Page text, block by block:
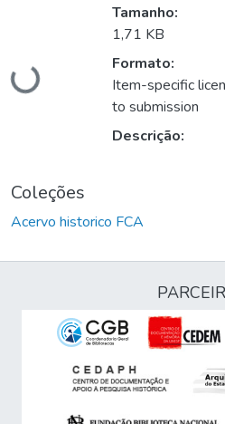
Carregando...
Tamanho:
1,71 KB
Formato:
Item-specific
to submission
Descrição:
Coleções
Acervo historico FCA